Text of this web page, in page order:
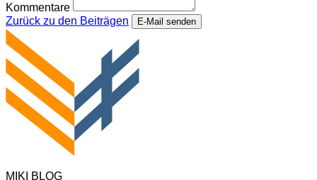
Kommentare
Zurück zu den Beiträgen
E-Mail senden
MIKI BLOG